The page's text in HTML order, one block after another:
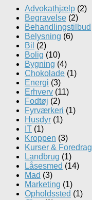
Advokathjælp (2)
Begravelse (2)
Behandlingstilbud
Belysning (6)
Bil (2)
Bolig (10)
Bygning (4)
Chokolade (1)
Energi (3)
Erhverv (11)
Fodtøj (2)
Fyrværkeri (1)
Husdyr (1)
IT (1)
Kroppen (3)
Kurser & Foredrag
Landbrug (1)
Låsesmed (14)
Mad (3)
Marketing (1)
Opholdssted (1)